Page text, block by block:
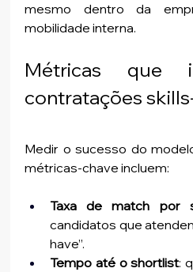
mesmo dentro da
mobilidade interna.
Métricas que
contratações
Medir o sucesso do
métricas-chave incluem:
Taxa de match por
candidatos que
have”.
Tempo até o shortlist: